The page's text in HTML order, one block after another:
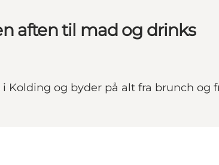
aften til mad og drinks
i Kolding og byder på alt fra brunch